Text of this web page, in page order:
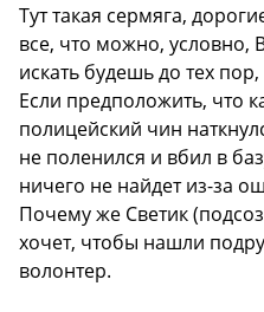
Тут такая сермяга,
все, что можно, условно,
искать будешь до тех
Если предположить, что
полицейский чин
не поленился и вбил в
ничего не найдет из-за
Почему же Светик
хочет, чтобы нашли
волонтер.